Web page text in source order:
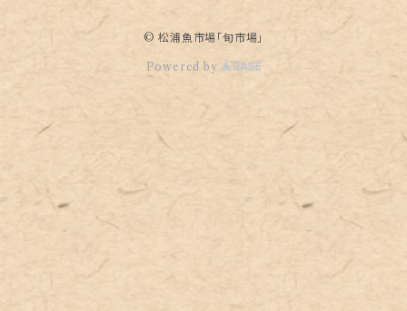
© 松浦魚市場「旬市場」
Powered by